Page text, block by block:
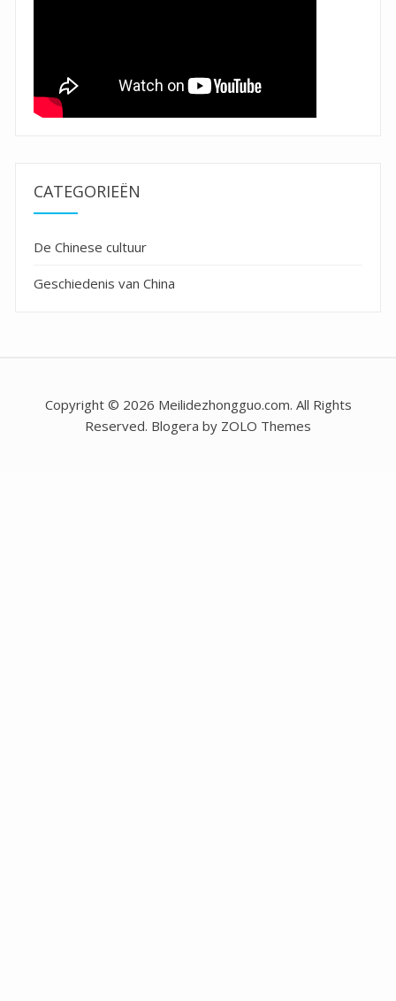
CATEGORIEËN
De Chinese cultuur
Geschiedenis van China
Copyright © 2026 Meilidezhongguo.com. All Rights
Reserved. Blogera by ZOLO Themes